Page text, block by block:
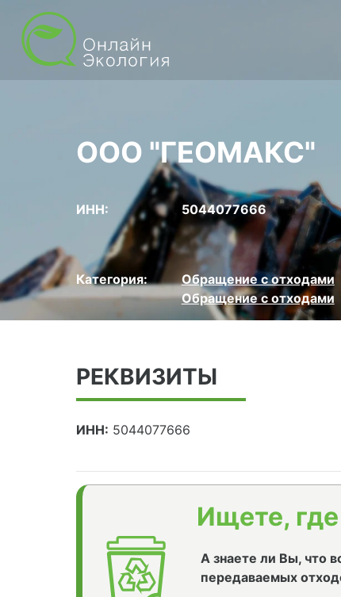
ООО "ГЕОМАКС"
ИНН: 5044077666
Категория: Обращение с отходами
Обращение с отходами
РЕКВИЗИТЫ
ИНН: 5044077666
Ищете,
А знаете ли Вы, что
передаваемых